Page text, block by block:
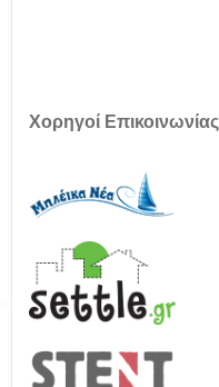
Χορηγοί Επικοινωνίας